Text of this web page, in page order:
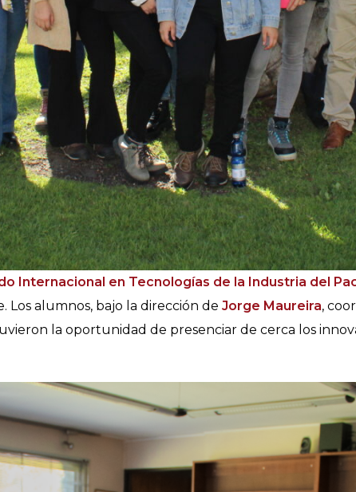
Internacional en Tecnologías de la Industria del
Los alumnos, bajo la dirección de Jorge Maureira,
la oportunidad de presenciar de cerca los